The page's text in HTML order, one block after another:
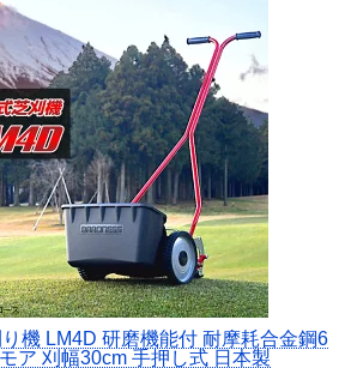
機 LM4D 研磨機能付 耐摩耗合金鋼6
ア 刈幅30cm 手押し式 日本製